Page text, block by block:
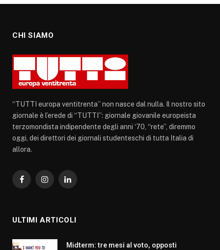
CHI SIAMO
“TUTTI europa ventitrenta” non nasce dal nulla. Il nostro sito
giornale è l’erede di “TUTTI”: giornale giovanile europeista
terzomondista indipendente degli anni ‘70, “rete”, diremmo
oggi, dei direttori dei giornali studenteschi di tutta Italia di
allora.
FacebookInstagramLinkedIn
ULTIMI ARTICOLI
Midterm: tre mesi al voto, opposti